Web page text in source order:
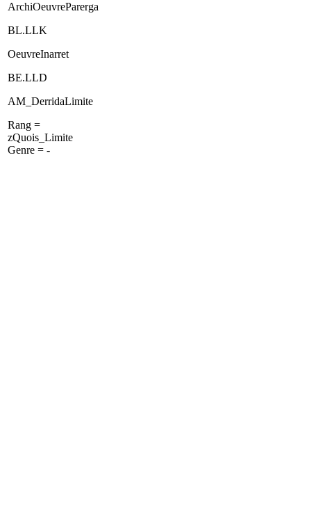
ArchiOeuvreParerga
BL.LLK
OeuvreInarret
BE.LLD
AM_DerridaLimite
Rang =
zQuois_Limite
Genre = -